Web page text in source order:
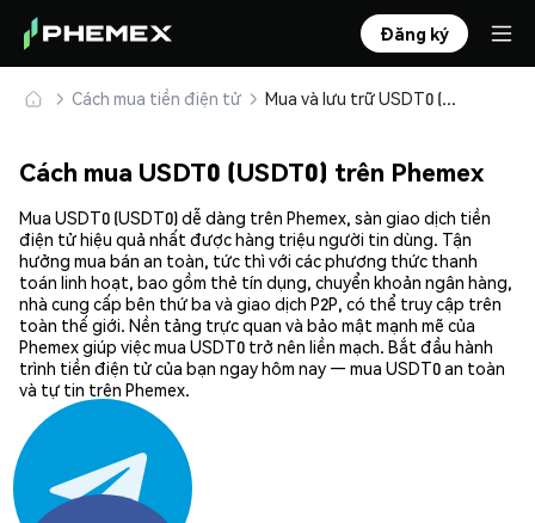
Đăng ký
Cách mua tiền điện tử Mua và lưu trữ USDT0 (USDT0) an toàn
Cách mua USDT0 (USDT0) trên Phemex
Mua USDT0 (USDT0) dễ dàng trên Phemex, sàn giao dịch tiền
điện tử hiệu quả nhất được hàng triệu người tin dùng. Tận
hưởng mua bán an toàn, tức thì với các phương thức thanh
toán linh hoạt, bao gồm thẻ tín dụng, chuyển khoản ngân hàng,
nhà cung cấp bên thứ ba và giao dịch P2P, có thể truy cập trên
toàn thế giới. Nền tảng trực quan và bảo mật mạnh mẽ của
Phemex giúp việc mua USDT0 trở nên liền mạch. Bắt đầu hành
trình tiền điện tử của bạn ngay hôm nay — mua USDT0 an toàn
và tự tin trên Phemex.